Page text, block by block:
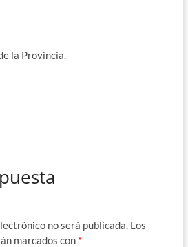
la Provincia.
no será publicada. Los
marcados con *